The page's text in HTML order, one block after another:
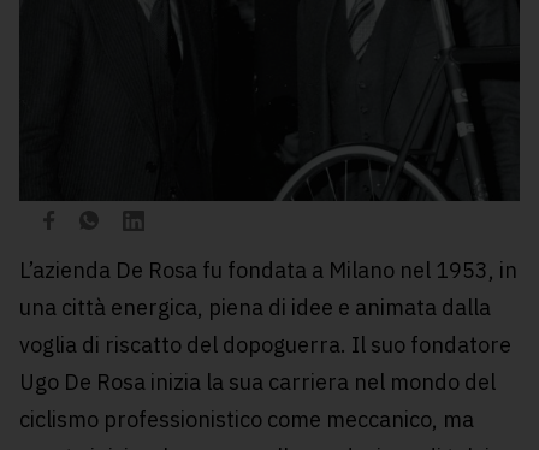
L’azienda De Rosa fu fondata a Milano nel 1953, in
una città energica, piena di idee e animata dalla
voglia di riscatto del dopoguerra. Il suo fondatore
Ugo De Rosa inizia la sua carriera nel mondo del
ciclismo professionistico come meccanico, ma